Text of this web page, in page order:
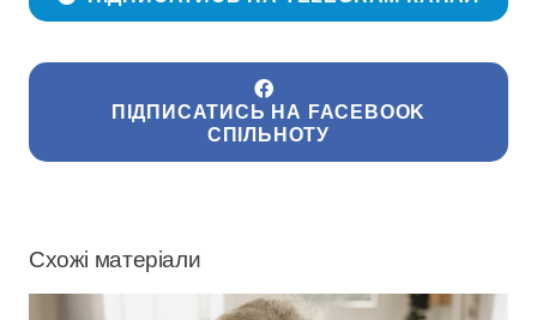
ПІДПИСАТИСЬ НА FACEBOOK
СПІЛЬНОТУ
Схожі матеріали